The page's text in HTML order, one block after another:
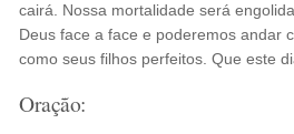
cairá. Nossa mortalidade será
Deus face a face e poderemos andar
como seus filhos perfeitos. Que este
Oração: